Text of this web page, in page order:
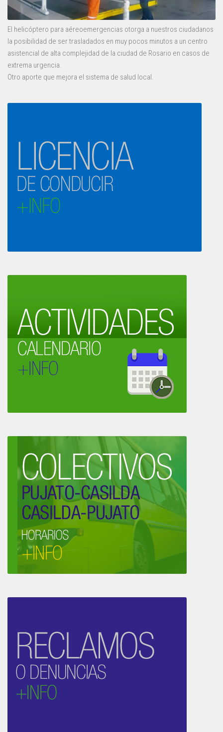
El helicóptero para aéreoemergencias otorga a nuestros ciudadanos
la posibilidad de ser trasladados en muy pocos minutos a un centro
asistencial de alta complejidad de la ciudad de Rosario en casos de
extrema urgencia.
Otro aporte que mejora el sistema de salud local.